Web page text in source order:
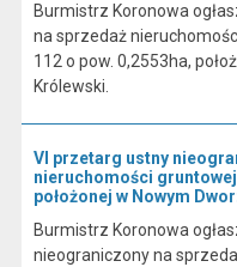
Burmistrz Koronowa
na sprzedaż
112 o pow. 0,2553ha,
Królewski.
VI przetarg ustny
nieruchomości
położonej w Nowym
Burmistrz Koronowa
nieograniczony na